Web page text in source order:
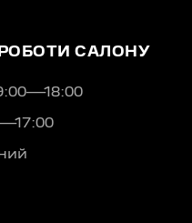
РОБОТИ САЛОНУ